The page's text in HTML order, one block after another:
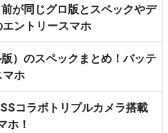
前が同じグロ版とスペックやデ
ントリースマホ
）のスペックまとめ！バッテ
マホ
コラボトリプルカメラ搭載
ホ！